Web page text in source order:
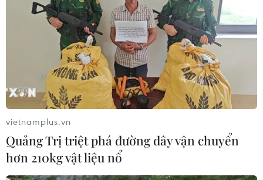
ninh giữa các nước Hồi giáo trong
04/08/2026 03:21
Iran ra điều kiện gì với Mỹ
trước khi mở lại Eo biển Hormuz?
Iran tuyên bố chưa đạt đủ điều kiện
vietnamplus.vn
Quảng Trị triệt phá đường dây vận chuyển
hơn 210kg vật liệu nổ